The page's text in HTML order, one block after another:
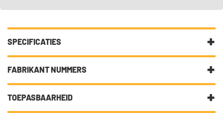
SPECIFICATIES
Fabrikantcode
Merk Kroon Oil
FABRIKANT NUMMERS
5W-30
TOEPASBAARHEID